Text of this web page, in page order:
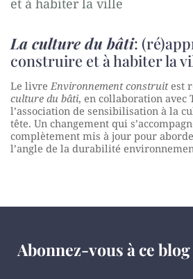
La culture du bâti:
construire et à habiter la
Le livreEnvironnement construitest
culture du bâti, en collaboration avec
l’association de sensibilisation à la
tête. Un changement qui
complètement mis à jour pour
l’angle de la durabilité
Abonnez-vous à ce